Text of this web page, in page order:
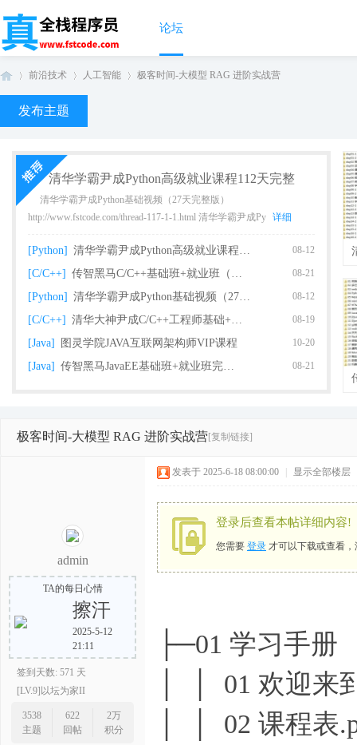
论坛
程
前沿技术 人工智能 极客时间-大模型 RAG 进阶实战营
发布主题
清华学霸尹成Python高级就业课程112天完整
清华学霸尹成Python基础视频（27天完整版）
http://www.fstcode.com/thread-117-1-1.html 清华学霸尹成Py 详细
[Python] 清华学霸尹成Python高级就业课程112天完整 08-12
[C/C++] 传智黑马C/C++基础班+就业班（完整版） 08-21
[Python] 清华学霸尹成Python基础视频（27天完整版课 08-12
[C/C++] 清华大神尹成C/C++工程师基础+就业课程（93 08-19
[Java] 图灵学院JAVA互联网架构师VIP课程 10-20
[Java] 传智黑马JavaEE基础班+就业班完整版（2018 08-21
极客时间-大模型 RAG 进阶实战营[复制链接]
admin
TA的每日心情
擦汗
2025-5-12
21:11
签到天数: 571 天
[LV.9]以坛为家II
3538
主题
622
回帖
2万
积分
发表于 2025-6-18 08:00:00 显示全部楼层
登录后查看本帖详细内容!
您需要 登录 才可以下载或查看
├─01 学习手册
│ │ 01 欢迎来
│ │ 02 课程表